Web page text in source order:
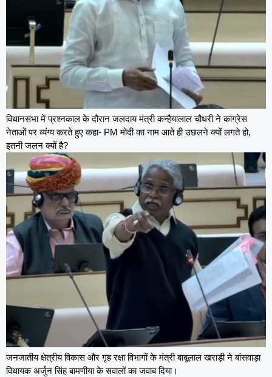
विधानसभा में प्रश्नकाल के दौरान जलदाय मंत्री कन्हैयालाल चौधरी ने कांग्रेस
नेताओं पर व्यंग्य करते हुए कहा- PM मोदी का नाम आते ही उछलने क्यों लगते हो,
इतनी जलन क्यों है?
जनजातीय क्षेत्रीय विकास और गृह रक्षा विभागों के मंत्री बाबूलाल खराड़ी ने बांसवाड़ा
विधायक अर्जुन सिंह बामणीया के सवालों का जवाब दिया।